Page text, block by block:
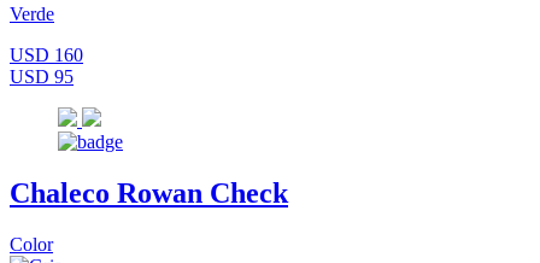
Verde
USD 160
USD 95
Chaleco Rowan Check
Color